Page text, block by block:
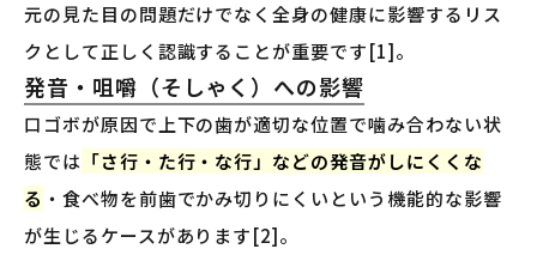
元の見た目の問題だけでなく全身の健康に影響するリス
クとして正しく認識することが重要です[1]。
発音・咀嚼（そしゃく）への影響
口ゴボが原因で上下の歯が適切な位置で噛み合わない状
態では 「さ行・た行・な行」などの発音がしにくくな
る ・食べ物を前歯でかみ切りにくいという機能的な影響
が生じるケースがあります[2]。